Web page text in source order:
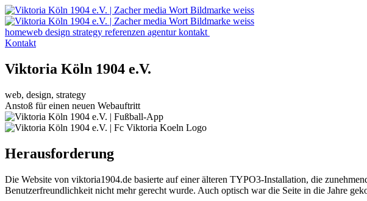
homeweb design strategy referenzen agenturkontakt
Kontakt
Viktoria Köln 1904 e.V.
web, design, strategy
Anstoß für einen neuen Webauftritt
Herausforderung
Die Website von viktoria1904.de basierte auf einer älteren TYPO3-Installation, die
Benutzerfreundlichkeit nicht mehr gerecht wurde. Auch optisch war die Seite in die Jahre